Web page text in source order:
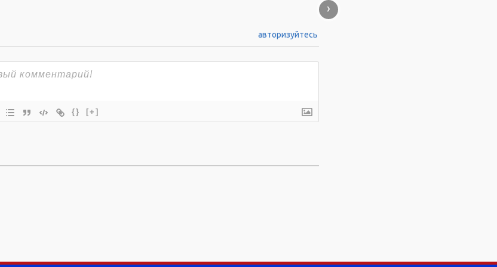
›
авторизуйтесь
{} [+]